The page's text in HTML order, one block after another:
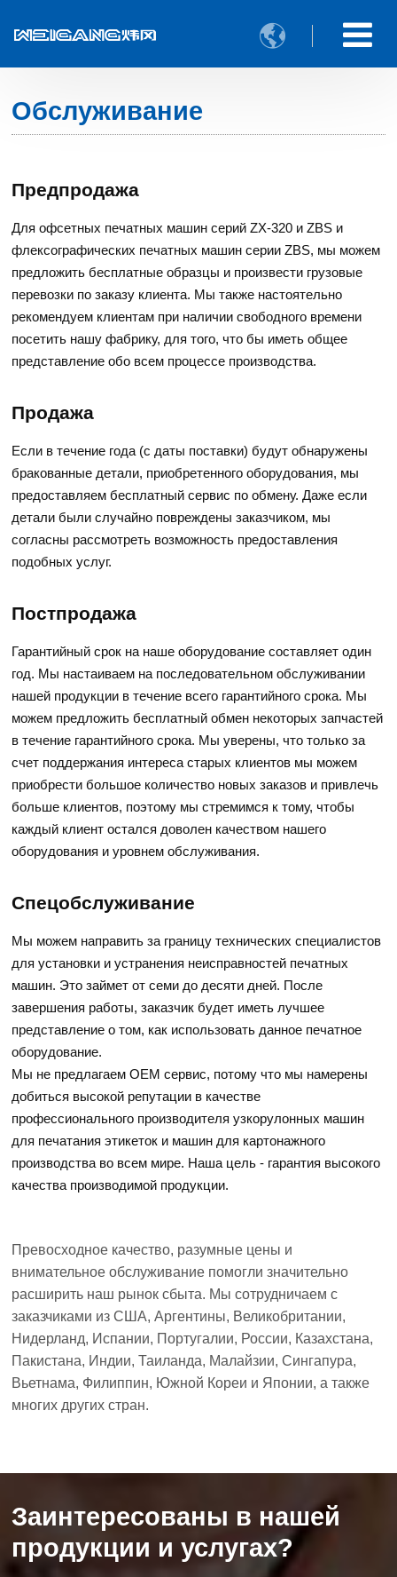

Обслуживание
Предпродажа
Для офсетных печатных машин серий ZX-320 и ZBS и
флексографических печатных машин серии ZBS, мы можем
предложить бесплатные образцы и произвести грузовые
перевозки по заказу клиента. Мы также настоятельно
рекомендуем клиентам при наличии свободного времени
посетить нашу фабрику, для того, что бы иметь общее
представление обо всем процессе производства.
Продажа
Если в течение года (с даты поставки) будут обнаружены
бракованные детали, приобретенного оборудования, мы
предоставляем бесплатный сервис по обмену. Даже если
детали были случайно повреждены заказчиком, мы
согласны рассмотреть возможность предоставления
подобных услуг.
Постпродажа
Гарантийный срок на наше оборудование составляет один
год. Мы настаиваем на последовательном обслуживании
нашей продукции в течение всего гарантийного срока. Мы
можем предложить бесплатный обмен некоторых запчастей
в течение гарантийного срока. Мы уверены, что только за
счет поддержания интереса старых клиентов мы можем
приобрести большое количество новых заказов и привлечь
больше клиентов, поэтому мы стремимся к тому, чтобы
каждый клиент остался доволен качеством нашего
оборудования и уровнем обслуживания.
Спецобслуживание
Мы можем направить за границу технических специалистов
для установки и устранения неисправностей печатных
машин. Это займет от семи до десяти дней. После
завершения работы, заказчик будет иметь лучшее
представление о том, как использовать данное печатное
оборудование.
Мы не предлагаем OEM сервис, потому что мы намерены
добиться высокой репутации в качестве
профессионального производителя узкорулонных машин
для печатания этикеток и машин для картонажного
производства во всем мире. Наша цель - гарантия высокого
качества производимой продукции.
Превосходное качество, разумные цены и
внимательное обслуживание помогли значительно
расширить наш рынок сбыта. Мы сотрудничаем с
заказчиками из США, Аргентины, Великобритании,
Нидерланд, Испании, Португалии, России, Казахстана,
Пакистана, Индии, Таиланда, Малайзии, Сингапура,
Вьетнама, Филиппин, Южной Кореи и Японии, а также
многих других стран.
Заинтересованы в нашей
продукции и услугах?